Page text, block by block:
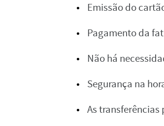
Emissão do
Pagamento da
Não há
Segurança na
As